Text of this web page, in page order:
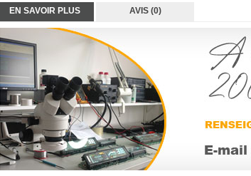
EN SAVOIR PLUS AVIS (0)